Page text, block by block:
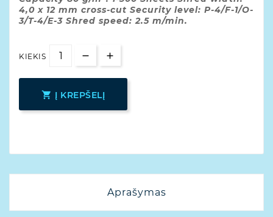
4,0 x 12 mm cross-cut Security level: P-4/F-1/O-
3/T-4/E-3 Shred speed: 2.5 m/min.
KIEKIS
 Į KREPŠELĮ
Aprašymas